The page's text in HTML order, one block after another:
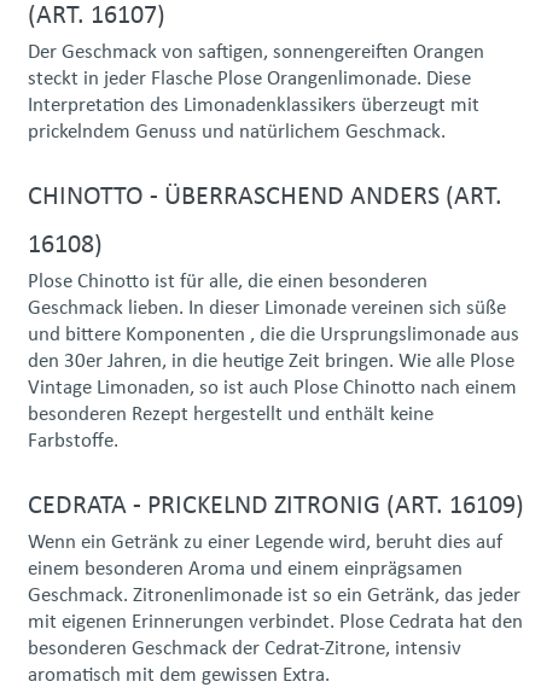
(ART. 16107)
Der Geschmack von saftigen, sonnengereiften Orangen
steckt in jeder Flasche Plose Orangenlimonade. Diese
Interpretation des Limonadenklassikers überzeugt mit
prickelndem Genuss und natürlichem Geschmack.
CHINOTTO - ÜBERRASCHEND ANDERS (ART.
16108)
Plose Chinotto ist für alle, die einen besonderen
Geschmack lieben. In dieser Limonade vereinen sich süße
und bittere Komponenten , die die Ursprungslimonade aus
den 30er Jahren, in die heutige Zeit bringen. Wie alle Plose
Vintage Limonaden, so ist auch Plose Chinotto nach einem
besonderen Rezept hergestellt und enthält keine
Farbstoffe.
CEDRATA - PRICKELND ZITRONIG (ART. 16109)
Wenn ein Getränk zu einer Legende wird, beruht dies auf
einem besonderen Aroma und einem einprägsamen
Geschmack. Zitronenlimonade ist so ein Getränk, das jeder
mit eigenen Erinnerungen verbindet. Plose Cedrata hat den
besonderen Geschmack der Cedrat-Zitrone, intensiv
aromatisch mit dem gewissen Extra.